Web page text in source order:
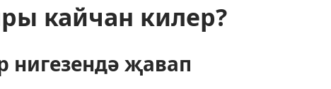
кайчан килер?
нигезендә җавап